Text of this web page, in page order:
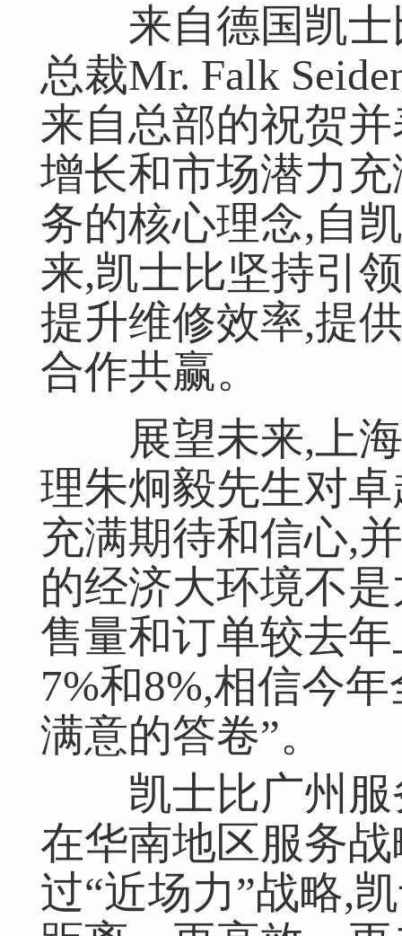
来自德国凯士
总裁Mr. Falk
来自总部的祝贺
增长和市场潜力
务的核心理念,自
来,凯士比坚持引
提升维修效率,提
合作共赢。
展望未来,上海
理朱炯毅先生对
充满期待和信心,
的经济大环境不
售量和订单较去
7%和8%,相信今
满意的答卷”。
凯士比广州服
在华南地区服务
过“近场力”战略,
网友跟帖 共 0条登录名： 密码： 匿名发布 验
网友评论仅供其表达个人看法，并不表明本网同意其观点或证实其描